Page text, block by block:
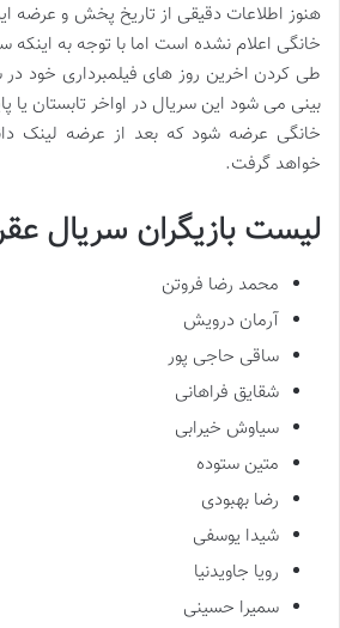
هنوز اطلاعات دقیقی از تاریخ پخش و عرضه
خانگی اعلام نشده است اما با توجه به
طی کردن اخرین روز های فیلمبرداری خود
خانگی عرضه شود که بعد از عرضه لینک
خواهد گرفت.
لیست بازیگران سریال
محمد رضا فروتن
آرمان درویش
ساقی حاجی پور
شقایق فراهانی
سیاوش خیرابی
متین ستوده
رضا بهبودی
شیدا یوسفی
رویا جاویدنیا
سمیرا حسینی